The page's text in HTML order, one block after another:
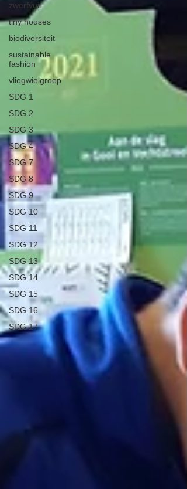
zwerfvuil
tiny houses
biodiversiteit
sustainable
fashion
vliegwielgroep
SDG 1
SDG 2
SDG 3
SDG 4
SDG 7
SDG 8
SDG 9
SDG 10
SDG 11
SDG 12
SDG 13
SDG 14
SDG 15
SDG 16
SDG 17